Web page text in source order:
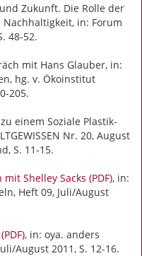
Zukunft. Die Rolle der
in: Forum
48-52.
mit Hans Glauber, in:
hg. v. Ökoinstitut
205.
einem Soziale Plastik-
Nr. 20, August
S. 11-15.
Shelley Sacks (PDF), in:
Heft 09, Juli/August
, in: oya. anders
August 2011, S. 12-16.